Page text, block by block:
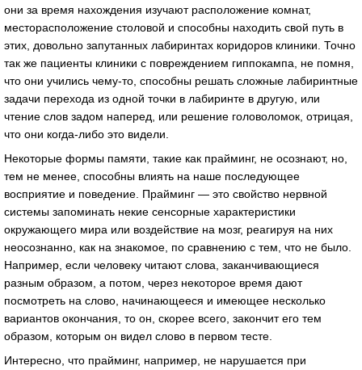
они за время нахождения изучают расположение комнат,
месторасположение столовой и способны находить свой путь в
этих, довольно запутанных лабиринтах коридоров клиники. Точно
так же пациенты клиники с повреждением гиппокампа, не помня,
что они учились чему-то, способны решать сложные лабиринтные
задачи перехода из одной точки в лабиринте в другую, или
чтение слов задом наперед, или решение головоломок, отрицая,
что они когда-либо это видели.
Некоторые формы памяти, такие как прайминг, не осознают, но,
тем не менее, способны влиять на наше последующее
восприятие и поведение. Прайминг — это свойство нервной
системы запоминать некие сенсорные характеристики
окружающего мира или воздействие на мозг, реагируя на них
неосознанно, как на знакомое, по сравнению с тем, что не было.
Например, если человеку читают слова, заканчивающиеся
разным образом, а потом, через некоторое время дают
посмотреть на слово, начинающееся и имеющее несколько
вариантов окончания, то он, скорее всего, закончит его тем
образом, которым он видел слово в первом тесте.
Интересно, что прайминг, например, не нарушается при